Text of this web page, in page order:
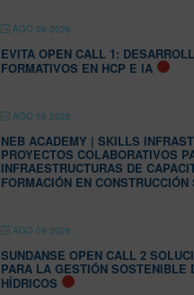
AGO 09 2026
EVITA OPEN CALL 1:
FORMATIVOS EN HCP E IA
AGO 09 2026
NEB ACADEMY | SKILLS
PROYECTOS COLABORATIVOS
INFRAESTRUCTURAS DE
FORMACIÓN EN
AGO 09 2026
SUNDANSE OPEN CALL 2
PARA LA GESTIÓN SOSTENIBLE
HÍDRICOS